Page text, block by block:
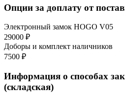
Опции за доплату от
Электронный замок HOGO V05
29000 ₽
Доборы и комплект наличников
7500 ₽
Информация о способах
(складская)